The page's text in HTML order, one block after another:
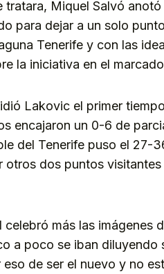
tratara, Miquel Salvó
para dejar a un solo
Tenerife y con las
la iniciativa en el
Lakovic el primer
encajaron un 0-6 de
del Tenerife puso el 27-
otros dos puntos
más las imágenes
a poco se iban diluyendo
eso de ser el nuevo y no